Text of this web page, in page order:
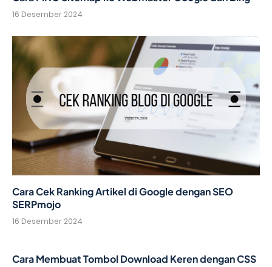
16 Desember 2024
Cara Cek Ranking Artikel di Google dengan SEO
SERPmojo
16 Desember 2024
Cara Membuat Tombol Download Keren dengan CSS